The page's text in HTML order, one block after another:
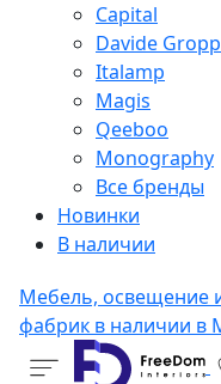
Capital
Davide
Italamp
Magis
Qeeboo
Monography
Все бренды
Новинки
В наличии
Мебель, освещение
фабрик в наличии в